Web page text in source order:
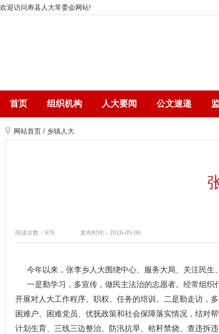
欢迎访问寿县人大常委会网站!
首页 组织机构 人大要闻 公文速递
网站首页 / 乡镇人大
阅读次数：976 发布时间：2016-05-06
今年以来，张李乡人大围绕中心、服务大局、关注民生
一是勤学习，多宣传，做民主法治的志愿者。经常组织
开展对人大工作程序、职权、任务的培训。二是勤走访，
困难户、困难党员、优抚政策和社会保障落实情况，结对
计划生育、三线三边整治、防汛抗旱、秸秆禁烧、查违拆